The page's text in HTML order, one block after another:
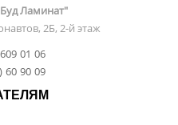
Ламинат"
2Б, 2-й этаж
01 06
60 90 09